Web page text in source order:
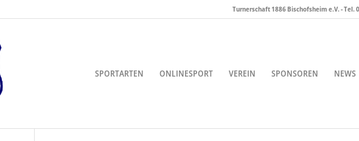
Turnerschaft 1886 Bischofsheim e.V. -
SPORTARTEN ONLINESPORT VEREIN SPONSOREN NEWS